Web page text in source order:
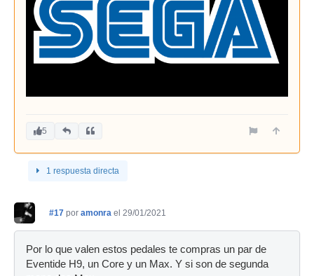
5
1 respuesta directa
#17 por amonra el 29/01/2021
Por lo que valen estos pedales te compras un par de
Eventide H9, un Core y un Max. Y si son de segunda